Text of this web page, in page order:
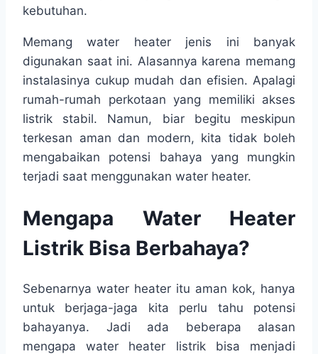
kebutuhan.
Memang water heater jenis ini banyak
digunakan saat ini. Alasannya karena memang
instalasinya cukup mudah dan efisien. Apalagi
rumah-rumah perkotaan yang memiliki akses
listrik stabil. Namun, biar begitu meskipun
terkesan aman dan modern, kita tidak boleh
mengabaikan potensi bahaya yang mungkin
terjadi saat menggunakan water heater.
Mengapa Water Heater
Listrik Bisa Berbahaya?
Sebenarnya water heater itu aman kok, hanya
untuk berjaga-jaga kita perlu tahu potensi
bahayanya. Jadi ada beberapa alasan
mengapa water heater listrik bisa menjadi